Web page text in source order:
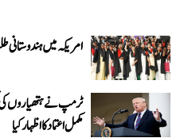
امریکہ میں ہندوستانی طلباء
ٹرمپ نے ہتھیاروں کی
مکمل اعتماد کا اظہار کیا